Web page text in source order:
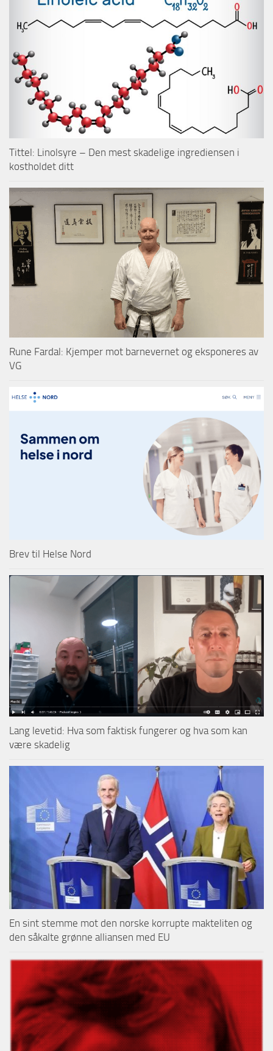
Tittel: Linolsyre – Den mest skadelige ingrediensen i
kostholdet ditt
Rune Fardal: Kjemper mot barnevernet og eksponeres av
VG
Brev til Helse Nord
Lang levetid: Hva som faktisk fungerer og hva som kan
være skadelig
En sint stemme mot den norske korrupte makteliten og
den såkalte grønne alliansen med EU